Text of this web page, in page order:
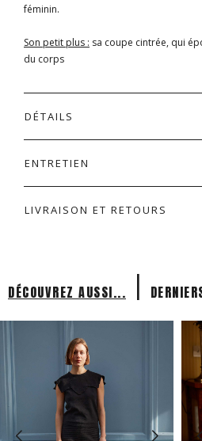
féminin.
Son petit plus : sa coupe cintrée, qui
du corps
DÉTAILS
ENTRETIEN
LIVRAISON ET RETOURS
DÉCOUVREZ AUSSI... |